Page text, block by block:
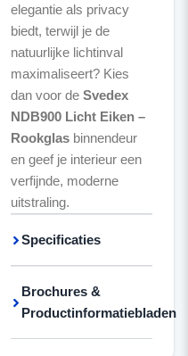
elegantie als privacy
biedt, terwijl je de
natuurlijke lichtinval
maximaliseert? Kies
dan voor de Svedex
NDB900 Licht Eiken –
Rookglasbinnendeur
en geef je interieur een
verfijnde, moderne
uitstraling.
Specificaties
Brochures &
Productinformatiebladen